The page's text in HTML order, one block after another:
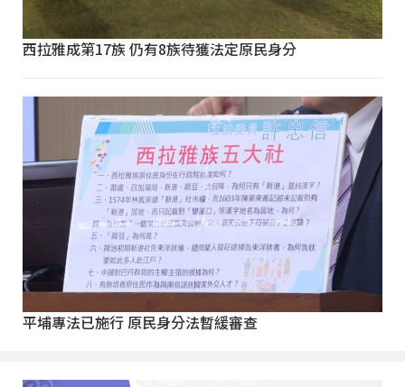
西拉雅成第17族 仍有8族待獲法定原民身分
平埔專法已施行 原民身分法暫緩審查